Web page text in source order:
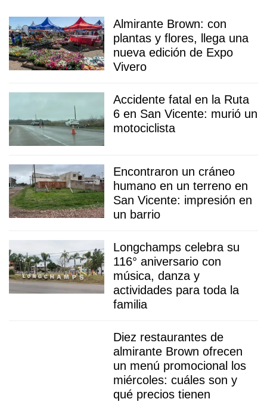
Almirante Brown: con
plantas y flores, llega una
nueva edición de Expo
Vivero
Accidente fatal en la Ruta
6 en San Vicente: murió un
motociclista
Encontraron un cráneo
humano en un terreno en
San Vicente: impresión en
un barrio
Longchamps celebra su
116° aniversario con
música, danza y
actividades para toda la
familia
Diez restaurantes de
almirante Brown ofrecen
un menú promocional los
miércoles: cuáles son y
qué precios tienen